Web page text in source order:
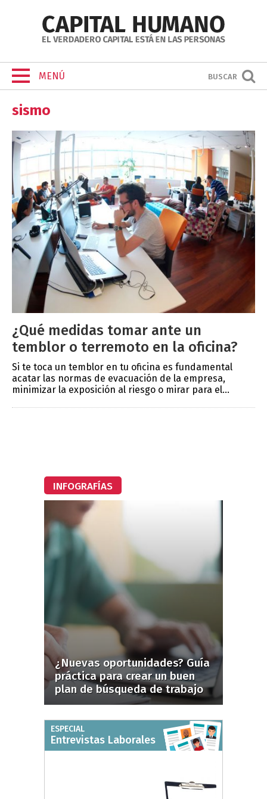
MENÚ BUSCAR
sismo
¿Qué medidas tomar ante un
temblor o terremoto en la oficina?
Si te toca un temblor en tu oficina es fundamental
acatar las normas de evacuación de la empresa,
minimizar la exposición al riesgo o mirar para el...
INFOGRAFÍAS
¿Nuevas oportunidades? Guía
práctica para crear un buen
plan de búsqueda de trabajo
ESPECIAL
Entrevistas Laborales